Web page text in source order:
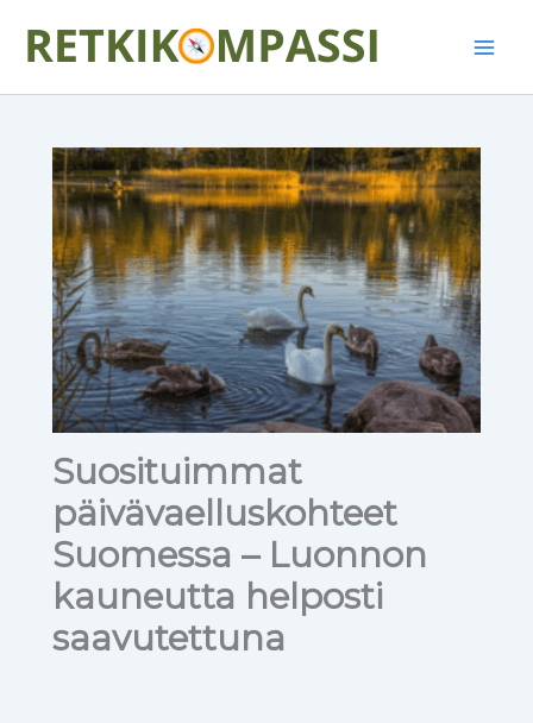
sisältöön
Suosituimmat
päivävaelluskohteet
Suomessa – Luonnon
kauneutta helposti
saavutettuna